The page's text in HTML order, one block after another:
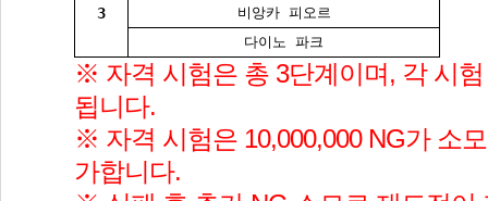
3
비앙카 피오르
다이노 파크
※ 자격 시험은 총 3단계이며, 각 시
됩니다.
※ 자격 시험은 10,000,000 NG가 소
가합니다.